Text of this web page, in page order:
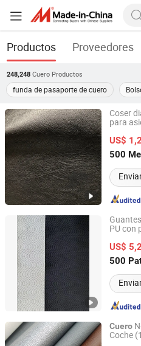
Productos Proveedores
248,248 Cuero Productos
funda de pasaporte de cuero
Coser
para
US$
500
Wenzhou Simple leather Co.,
Zhejiang, China
PU con
la UE,
US$
500
Dongguan Huida New
Guangdong, China
Cuero
Coche
Guangzhou Mega Plastics